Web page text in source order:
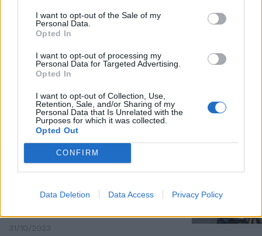
I want to opt-out of the Sale of my
Personal Data.
Opted In
I want to opt-out of processing my
Personal Data for Targeted Advertising.
Opted In
I want to opt-out of Collection, Use,
Retention, Sale, and/or Sharing of my
Personal Data that Is Unrelated with the
Purposes for which it was collected.
Opted Out
CONFIRM
Data Deletion Data Access Privacy Policy
Sì al pacchetto sicurezza, dal
governo Meloni più tutele ad
agenti e fragili
16/11/2023
A Milano è allarme sicurezza.
Sgarbi: "Serve l'esercito"
13/11/2023
"Militari nelle stazioni
ferroviarie". Il piano del Viminale
31/10/2023